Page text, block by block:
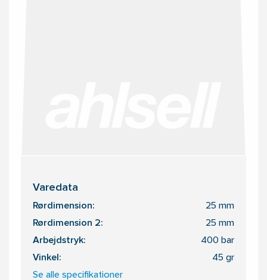
Varedata
Rørdimension: 25 mm
Rørdimension 2: 25 mm
Arbejdstryk: 400 bar
Vinkel: 45 gr
Se alle specifikationer